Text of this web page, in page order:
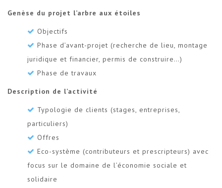
Genèse du projet l’arbre aux étoiles
Objectifs
Phase d’avant-projet (recherche de lieu, montage
juridique et financier, permis de construire…)
Phase de travaux
Description de l’activité
Typologie de clients (stages, entreprises,
particuliers)
Offres
Eco-système (contributeurs et prescripteurs) avec
focus sur le domaine de l’économie sociale et
solidaire